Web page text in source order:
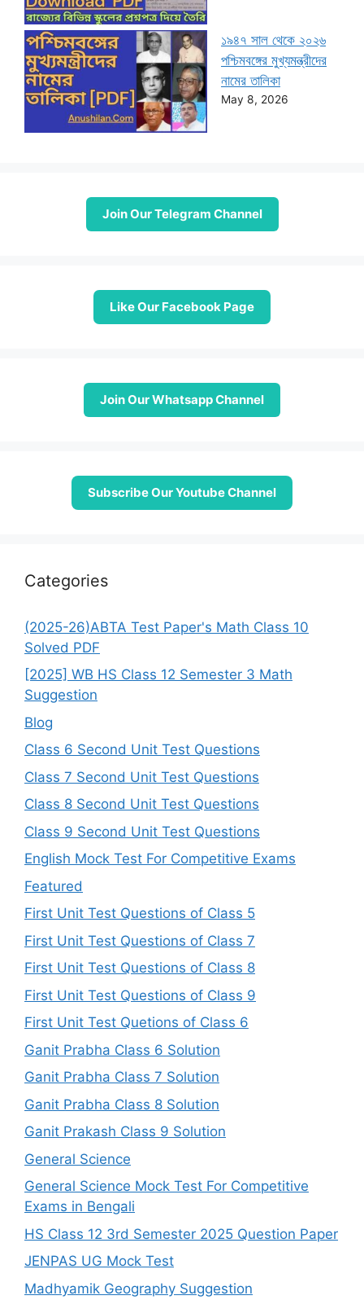
১৯৪৭ সাল থেকে ২০২৬
পশ্চিমবঙ্গের মুখ্যমন্ত্রীদের
নামের তালিকা
May 8, 2026
Join Our Telegram Channel
Like Our Facebook Page
Join Our Whatsapp Channel
Subscribe Our Youtube Channel
Categories
(2025-26)ABTA Test Paper's Math Class 10
Solved PDF
[2025] WB HS Class 12 Semester 3 Math
Suggestion
Blog
Class 6 Second Unit Test Questions
Class 7 Second Unit Test Questions
Class 8 Second Unit Test Questions
Class 9 Second Unit Test Questions
English Mock Test For Competitive Exams
Featured
First Unit Test Questions of Class 5
First Unit Test Questions of Class 7
First Unit Test Questions of Class 8
First Unit Test Questions of Class 9
First Unit Test Quetions of Class 6
Ganit Prabha Class 6 Solution
Ganit Prabha Class 7 Solution
Ganit Prabha Class 8 Solution
Ganit Prakash Class 9 Solution
General Science
General Science Mock Test For Competitive
Exams in Bengali
HS Class 12 3rd Semester 2025 Question Paper
JENPAS UG Mock Test
Madhyamik Geography Suggestion